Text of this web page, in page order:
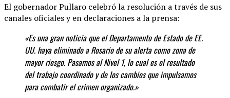
El gobernador Pullaro celebró la resolución a través de sus
canales oficiales y en declaraciones a la prensa:
«Es una gran noticia que el Departamento de Estado de EE.
UU. haya eliminado a Rosario de su alerta como zona de
mayor riesgo. Pasamos al Nivel 1, lo cual es el resultado
del trabajo coordinado y de los cambios que impulsamos
para combatir el crimen organizado.»